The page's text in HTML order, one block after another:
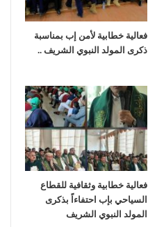
فعالية خطابية لأمن إب بمناسبة
ذكرى المولد النبوي الشريف ..
فعالية خطابية وثقافية للقطاع
السياحي بإب احتفاءاً بذكرى
المولد النبوي الشريف